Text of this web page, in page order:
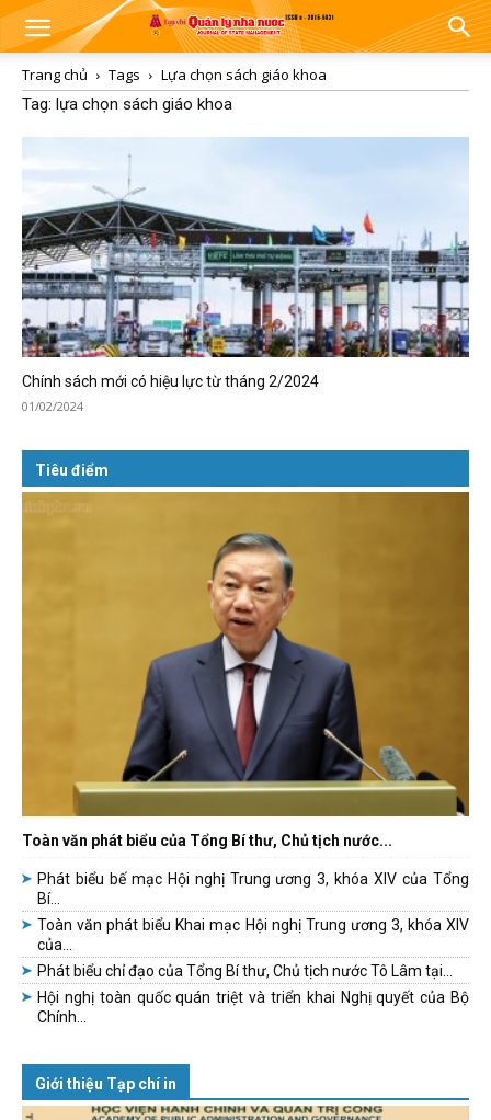
Trang chủ Tags
Lựa chọn sách giáo khoa
Tag: lựa chọn sách giáo khoa
Chính sách mới có hiệu lực từ tháng 2/2024
01/02/2024
Tiêu điểm
Toàn văn phát biểu của Tổng Bí thư, Chủ tịch nước...
Phát biểu bế mạc Hội nghị Trung ương 3, khóa XIV của Tổng
Bí...
Toàn văn phát biểu Khai mạc Hội nghị Trung ương 3, khóa XIV
của...
Phát biểu chỉ đạo của Tổng Bí thư, Chủ tịch nước Tô Lâm tại...
Hội nghị toàn quốc quán triệt và triển khai Nghị quyết của Bộ
Chính...
Giới thiệu Tạp chí in